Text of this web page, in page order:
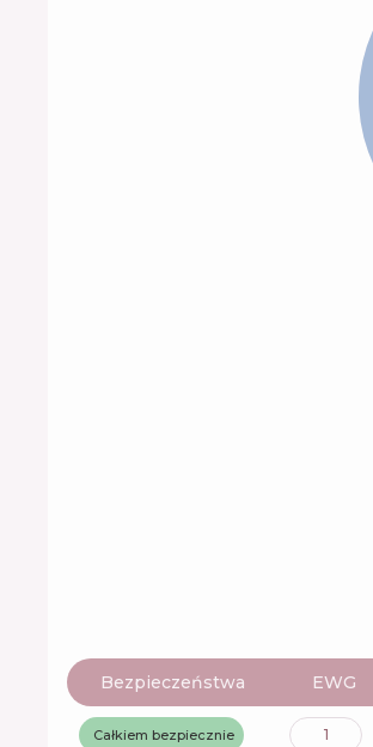
Bezpieczeństwa EWG
Całkiem bezpiecznie 1